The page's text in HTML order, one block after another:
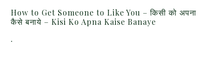
How to Get Someone to Like You – किसी को अपना
कैसे बनाये – Kisi Ko Apna Kaise Banaye
.